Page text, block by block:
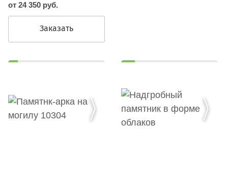
от 24 350 руб.
Заказать